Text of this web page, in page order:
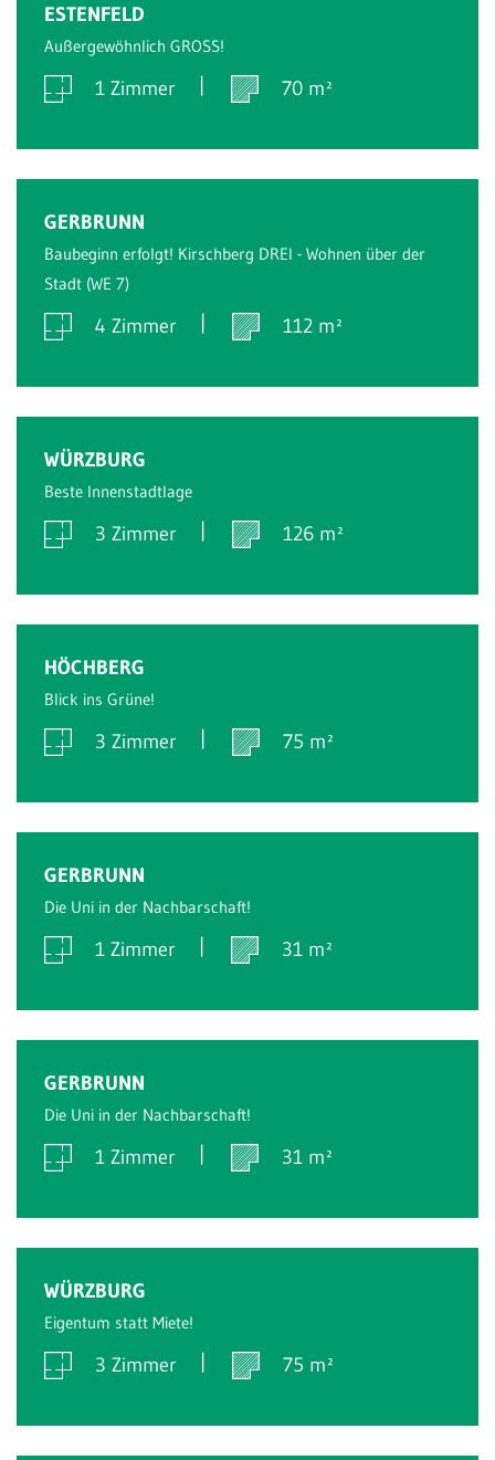
ESTENFELD
Außergewöhnlich GROSS!
1 Zimmer 70 m²
GERBRUNN
Baubeginn erfolgt! Kirschberg DREI - Wohnen über der
Stadt (WE 7)
4 Zimmer 112 m²
WÜRZBURG
Beste Innenstadtlage
3 Zimmer 126 m²
HÖCHBERG
Blick ins Grüne!
3 Zimmer 75 m²
GERBRUNN
Die Uni in der Nachbarschaft!
1 Zimmer 31 m²
GERBRUNN
Die Uni in der Nachbarschaft!
1 Zimmer 31 m²
WÜRZBURG
Eigentum statt Miete!
3 Zimmer 75 m²